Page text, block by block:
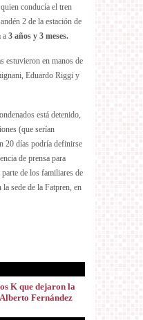
, quien conducía el tren
2 de la estación de
a 3 años y 3 meses.
estuvieron en manos de
Eduardo Riggi y
está detenido,
(que serían
20 días podría definirse
de prensa para
de los familiares de
sede de la Fatpren, en
K que dejaron la
Fernández